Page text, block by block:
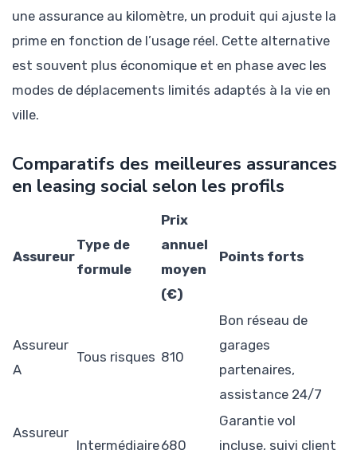
une assurance au kilomètre, un produit qui ajuste la
prime en fonction de l’usage réel. Cette alternative
est souvent plus économique et en phase avec les
modes de déplacements limités adaptés à la vie en
ville.
Comparatifs des meilleures assurances
en leasing social selon les profils
Assureur
Type de
formule
Prix
annuel
moyen
(€)
Points forts
Assureur
A
Tous risques 810
Bon réseau de
garages
partenaires,
assistance 24/7
Assureur
Intermédiaire680
Garantie vol
incluse, suivi client